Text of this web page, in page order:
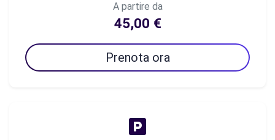
A partire da
45,00 €
Prenota ora